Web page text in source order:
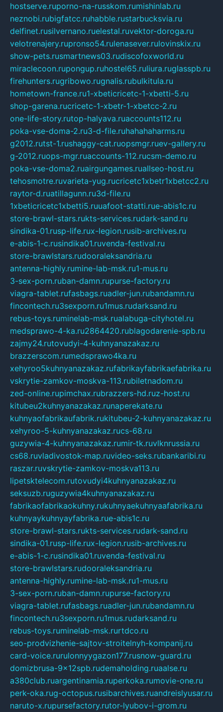
hostserve.ruporno-na-russkom.rumishinlab.ru
neznobi.rubigfatcc.ruhabble.rustarbucksvia.ru
delfinet.rusilvernano.ruelestal.ruvektor-doroga.ru
velotrenajery.rupronso54.rulenasever.rulovinskix.ru
show-pets.rusmartnews03.rudiscofoxworld.ru
miraclecoon.rupongup.ruhostel65.ruliura.ruglasspb.ru
firehunters.rugribowo.rugnalis.rubulkitula.ru
hometown-france.ru1-xbeticricetc-1-xbetti-5.ru
shop-garena.rucricetc-1-xbetr-1-xbetcc-2.ru
one-life-story.rutop-halyava.ruaccounts112.ru
poka-vse-doma-2.ru3-d-file.ruhahahaharms.ru
g2012.rutst-1.rushaggy-cat.ruopsmgr.ruev-gallery.ru
g-2012.ruops-mgr.ruaccounts-112.rucsm-demo.ru
poka-vse-doma2.ruairgungames.ruallseo-host.ru
tehosmotre.ruvarieta-yug.rucricetc1xbetr1xbetcc2.ru
raytor-d.ruatillagunn.ru3d-file.ru
1xbeticricetc1xbetti5.ruuafoot-statti.rue-abis1c.ru
store-brawl-stars.rukts-services.rudark-sand.ru
sindika-01.rusp-life.rux-legion.rusib-archives.ru
e-abis-1-c.rusindika01.ruvenda-festival.ru
store-brawlstars.rudooraleksandria.ru
antenna-highly.rumine-lab-msk.ru1-mus.ru
3-sex-porn.ruban-damn.rupurse-factory.ru
viagra-tablet.rufasbags.ruadler-jun.rubandamn.ru
fincontech.ru3sexporn.ru1mus.rudarksand.ru
rebus-toys.ruminelab-msk.rualabuga-cityhotel.ru
medsprawo-4-ka.ru2864420.rublagodarenie-spb.ru
zajmy24.rutovudyi-4-kuhnyanazakaz.ru
brazzerscom.rumedsprawo4ka.ru
xehyroo5kuhnyanazakaz.rufabrikayfabrikaefabrika.ru
vskrytie-zamkov-moskva-113.rubiletnadom.ru
zed-online.rupimchax.rubrazzers-hd.ruz-host.ru
kitubeu2kuhnyanazakaz.runaperekate.ru
kuhnyaofabrikaufabrik.rukitubeu-2-kuhnyanazakaz.ru
xehyroo-5-kuhnyanazakaz.rucs-68.ru
guzywia-4-kuhnyanazakaz.rumir-tk.ruvlknrussia.ru
cs68.ruvladivostok-map.ruvideo-seks.rubankaribi.ru
raszar.ruvskrytie-zamkov-moskva113.ru
lipetsktelecom.rutovudyi4kuhnyanazakaz.ru
seksuzb.ruguzywia4kuhnyanazakaz.ru
fabrikaofabrikaokuhny.rukuhnyaekuhnyaafabrika.ru
kuhnyaykuhnyayfabrika.rue-abis1c.ru
store-brawl-stars.rukts-services.rudark-sand.ru
sindika-01.rusp-life.rux-legion.rusib-archives.ru
e-abis-1-c.rusindika01.ruvenda-festival.ru
store-brawlstars.rudooraleksandria.ru
antenna-highly.rumine-lab-msk.ru1-mus.ru
3-sex-porn.ruban-damn.rupurse-factory.ru
viagra-tablet.rufasbags.ruadler-jun.rubandamn.ru
fincontech.ru3sexporn.ru1mus.rudarksand.ru
rebus-toys.ruminelab-msk.rurtdco.ru
seo-prodvizhenie-sajtov-stroitelnyh-kompanij.ru
card-voice.rurulonnyygazon177.rusnow-guard.ru
domizbrusa-9x12spb.rudemaholding.ruaalse.ru
a380club.ruargentinamia.ruperkoka.rumovie-one.ru
perk-oka.rug-octopus.rusibarchives.ruandreislyusar.ru
naruto-x.rupursefactory.rutor-lyubov-i-grom.ru